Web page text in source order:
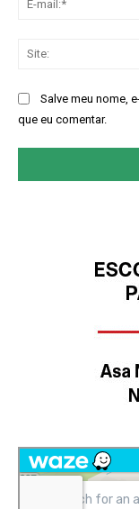
Salve meu nome,
que eu comentar.